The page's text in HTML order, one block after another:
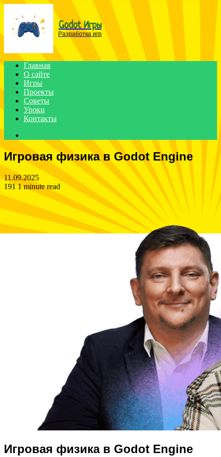
Menu
Godot Игры
Разработка игр
Главная
О сайте
Игры
Проекты
Советы
Уроки
Контакты
for
Игровая физика в Godot Engine
11.09.2025
1911 minute read
Игровая физика в Godot Engine